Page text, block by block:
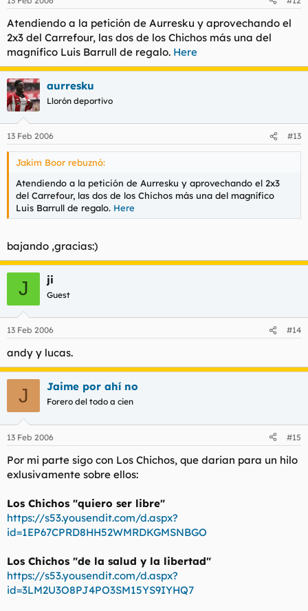
Atendiendo a la petición de Aurresku y aprovechando el
2x3 del Carrefour, las dos de los Chichos más una del
magnífico Luis Barrull de regalo. Here
aurresku
Llorón deportivo
13 Feb 2006 #13
Jakim Boor rebuznó:
Atendiendo a la petición de Aurresku y aprovechando el 2x3
del Carrefour, las dos de los Chichos más una del magnífico
Luis Barrull de regalo. Here
bajando ,gracias:)
J ji
Guest
13 Feb 2006 #14
andy y lucas.
J Jaime por ahí no
Forero del todo a cien
13 Feb 2006 #15
Por mi parte sigo con Los Chichos, que darian para un hilo
exlusivamente sobre ellos:
Los Chichos "quiero ser libre"
https://s53.yousendit.com/d.aspx?
id=1EP67CPRD8HH52WMRDKGMSNBGO
Los Chichos "de la salud y la libertad"
https://s53.yousendit.com/d.aspx?
id=3LM2U3O8PJ4PO3SM15YS9IYHQ7